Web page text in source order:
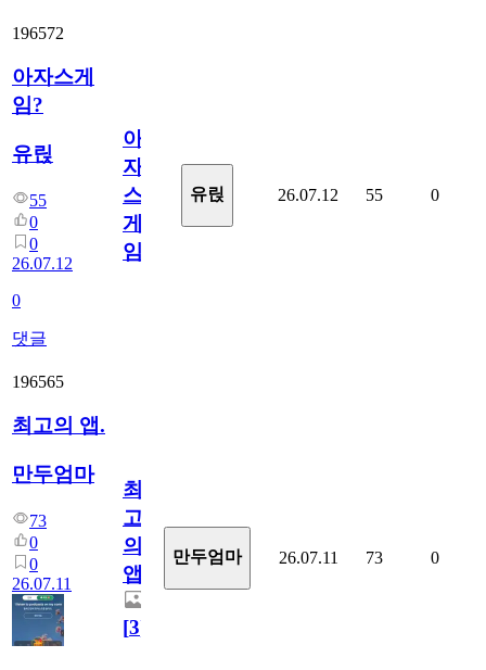
196572
아자스게
임?
유릱
55
0
0
26.07.12
0
댓글
아
자
스
게
임?
유릱 26.07.12 55 0
196565
최고의 앱.
만두엄마
73
0
0
26.07.11
최
고
의
앱.
[3]
만두엄마 26.07.11 73 0